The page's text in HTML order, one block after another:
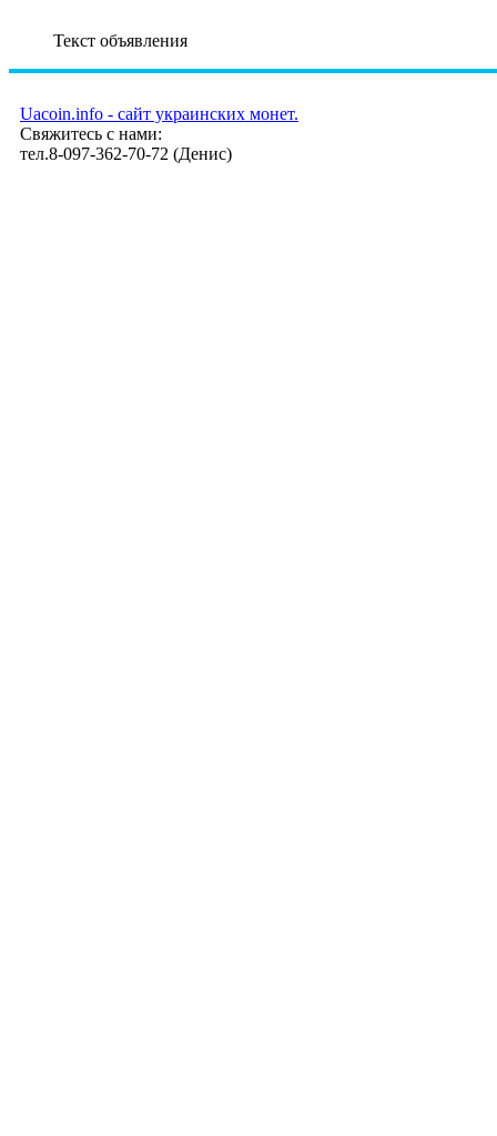
Текст объявления
Uacoin.info - сайт украинских монет.
Свяжитесь с нами:
тел.8-097-362-70-72 (Денис)